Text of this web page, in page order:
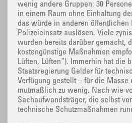
wenig andere Gruppen: 30
in einem Raum ohne Einhaltung
das würde in anderen öffentlichen
Polizeieinsatz auslösen. Viele
wurden bereits darüber gemacht,
kostengünstige Maßnahmen
Lüften, Lüften“). Immerhin hat die
Staatsregierung Gelder für
Verfügung gestellt – für die Masse
mutmaßlich zu wenig. Nach wie
Sachaufwandsträger, die selbst
technische Schutzmaßnahmen